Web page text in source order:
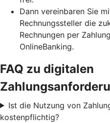
Dann vereinbaren Sie
Rechnungssteller die
Rechnungen per
OnlineBanking.
FAQ zu digitalen
Ist die Nutzung von
kostenpflichtig?